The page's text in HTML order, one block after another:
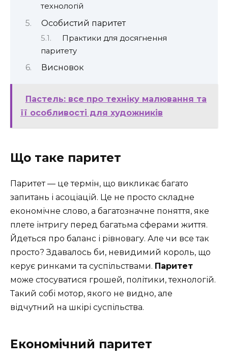
технологій
Особистий паритет
Практики для досягнення
паритету
Висновок
Пастель: все про техніку малювання та
її особливості для художників
Що таке паритет
Паритет — це термін, що викликає багато
запитань і асоціацій. Це не просто складне
економічне слово, а багатозначне поняття, яке
плете інтригу перед багатьма сферами життя.
Йдеться про баланс і рівновагу. Але чи все так
просто? Здавалось би, невидимий король, що
керує ринками та суспільствами. Паритет
може стосуватися грошей, політики, технологій.
Такий собі мотор, якого не видно, але
відчутний на шкірі суспільства.
Економічний паритет